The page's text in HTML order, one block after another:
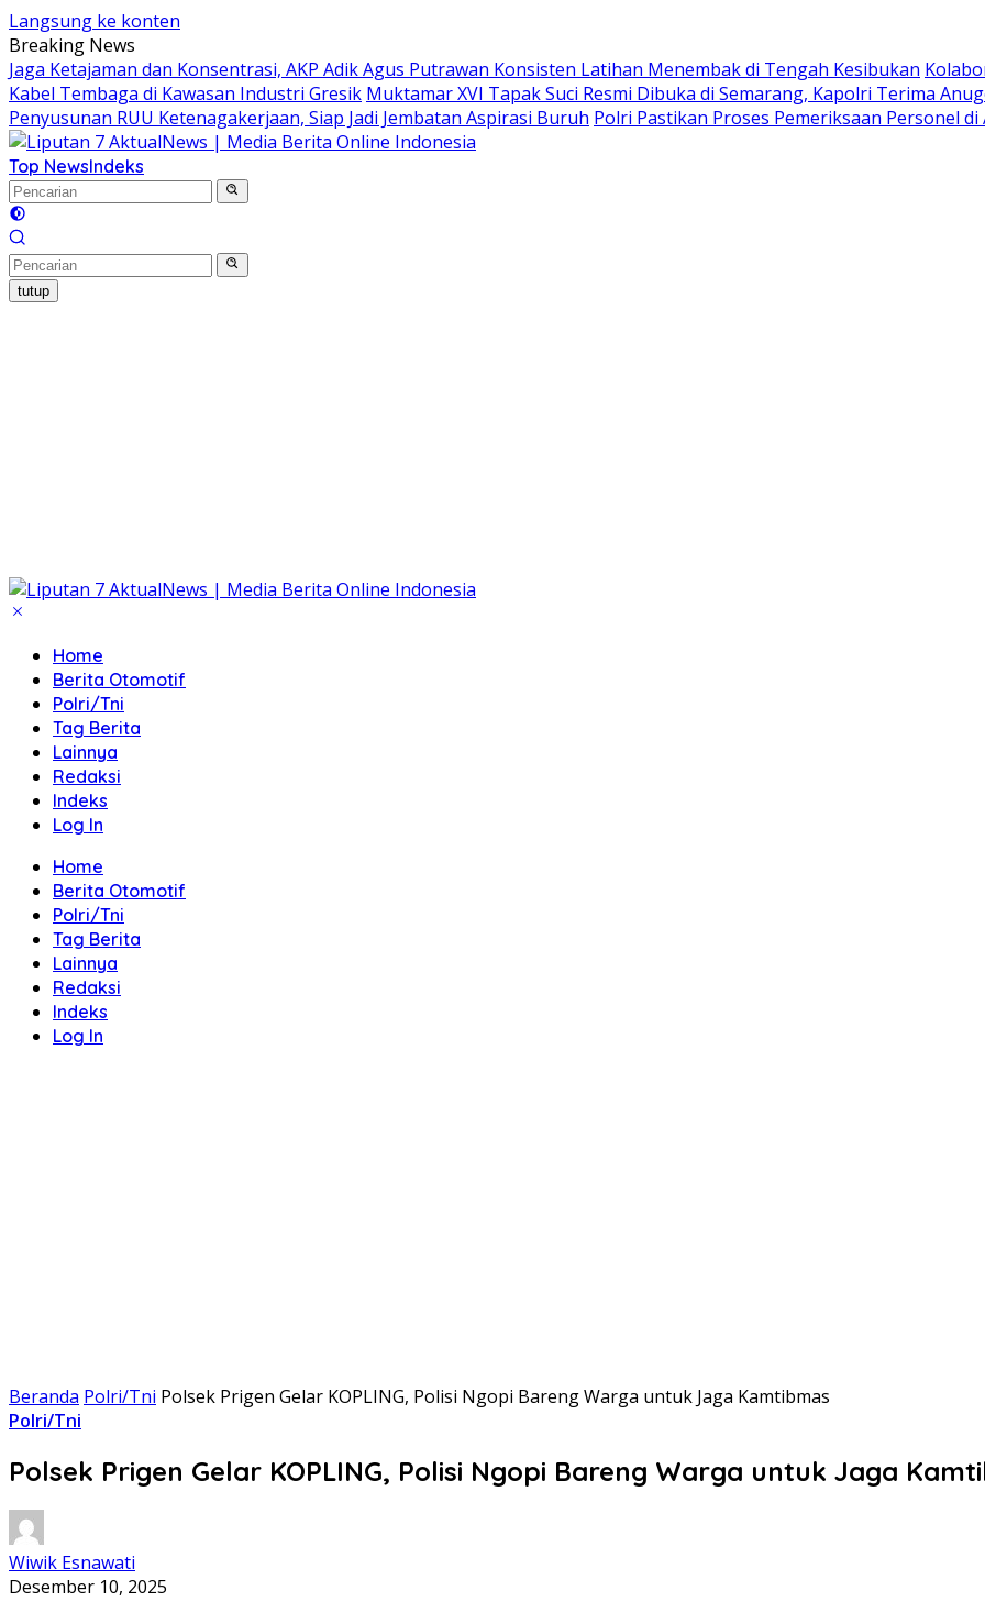
Langsung ke konten
Breaking News
Jaga Ketajaman dan Konsentrasi, AKP Adik Agus Putrawan Konsisten Latihan Menembak di Tengah Kesibukan
Kabel Tembaga di Kawasan Industri Gresik Muktamar XVI Tapak Suci Resmi Dibuka di Semarang, Kapolri Terima
Penyusunan RUU Ketenagakerjaan, Siap Jadi Jembatan Aspirasi Buruh Polri Pastikan Proses Pemeriksaan Personel
Top NewsIndeks
tutup
Home
Berita Otomotif
Polri/Tni
Tag Berita
Lainnya
Redaksi
Indeks
Log In
Home
Berita Otomotif
Polri/Tni
Tag Berita
Lainnya
Redaksi
Indeks
Log In
Beranda Polri/Tni Polsek Prigen Gelar KOPLING, Polisi Ngopi Bareng Warga untuk Jaga Kamtibmas
Polri/Tni
Polsek Prigen Gelar KOPLING, Polisi Ngopi Bareng Warga untuk Jaga
Wiwik Esnawati
Desember 10, 2025